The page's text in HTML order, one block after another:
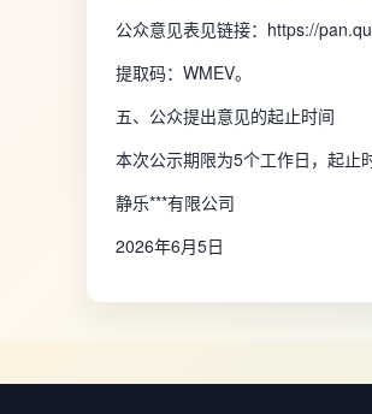
公众意见表见链接：https://
提取码：WMEV。
五、公众提出意见的起止时间
本次公示期限为5个工作日，起
静乐***有限公司
2026年6月5日